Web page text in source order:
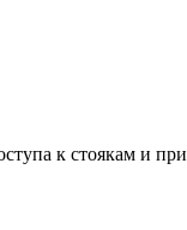
к стоякам и